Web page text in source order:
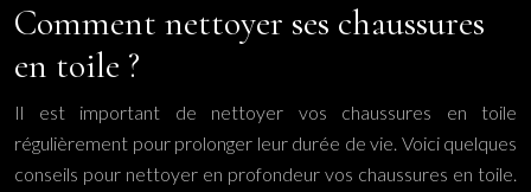
Comment nettoyer ses chaussures
en toile ?
Il est important de nettoyer vos chaussures en toile
régulièrement pour prolonger leur durée de vie. Voici quelques
conseils pour nettoyer en profondeur vos chaussures en toile.